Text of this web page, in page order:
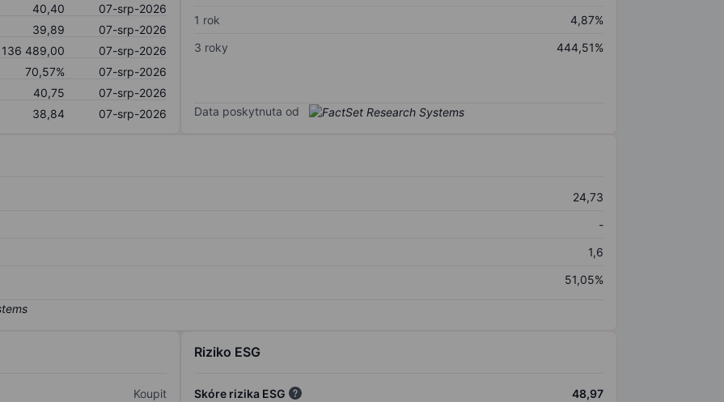
40,40
07-srp-2026
39,89
07-srp-2026
136 489,00
07-srp-2026
70,57%
07-srp-2026
40,75
07-srp-2026
38,84 07-srp-2026
1 rok
4,87%
3 roky
444,51%
Data poskytnuta od
24,73
-
1,6
51,05%
Koupit
Riziko ESG
Skóre rizika ESG
48,97